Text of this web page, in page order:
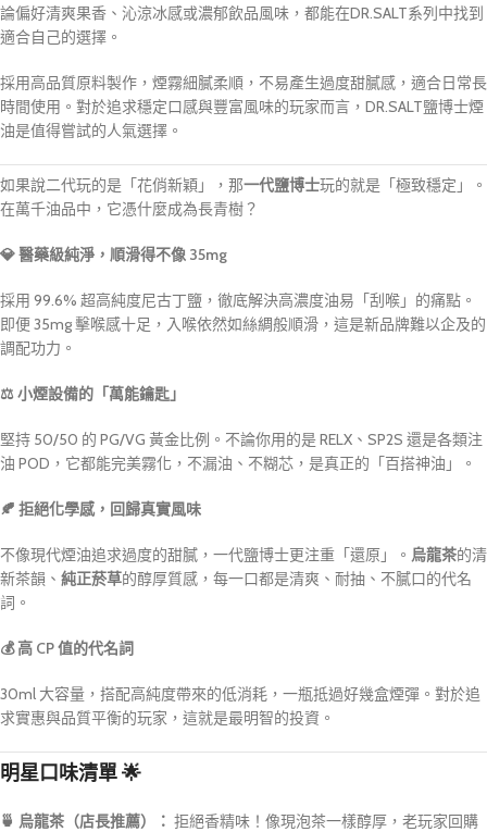
論偏好清爽果香、沁涼冰感或濃郁飲品風味，都能在DR.SALT系列中找到
適合自己的選擇。
採用高品質原料製作，煙霧細膩柔順，不易產生過度甜膩感，適合日常長
時間使用。對於追求穩定口感與豐富風味的玩家而言，DR.SALT鹽博士煙
油是值得嘗試的人氣選擇。
如果說二代玩的是「花俏新穎」，那一代鹽博士玩的就是「極致穩定」。
在萬千油品中，它憑什麼成為長青樹？
💎 醫藥級純淨，順滑得不像 35mg
採用 99.6% 超高純度尼古丁鹽，徹底解決高濃度油易「刮喉」的痛點。
即便 35mg 擊喉感十足，入喉依然如絲綢般順滑，這是新品牌難以企及的
調配功力。
⚖️ 小煙設備的「萬能鑰匙」
堅持 50/50 的 PG/VG 黃金比例。不論你用的是 RELX、SP2S 還是各類注
油 POD，它都能完美霧化，不漏油、不糊芯，是真正的「百搭神油」。
🍂 拒絕化學感，回歸真實風味
不像現代煙油追求過度的甜膩，一代鹽博士更注重「還原」。 烏龍茶的清
新茶韻、 純正菸草的醇厚質感，每一口都是清爽、耐抽、不膩口的代名
詞。
💰 高 CP 值的代名詞
30ml 大容量，搭配高純度帶來的低消耗，一瓶抵過好幾盒煙彈。對於追
求實惠與品質平衡的玩家，這就是最明智的投資。
明星口味清單🌟
🍵 烏龍茶（店長推薦）： 拒絕香精味！像現泡茶一樣醇厚，老玩家回購